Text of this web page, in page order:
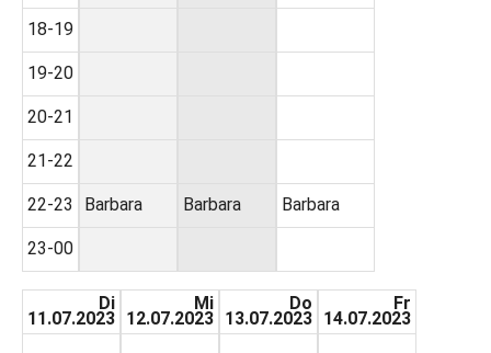
18-19
19-20
20-21
21-22
22-23
23-00
Barbara Barbara Barbara
Di
11.07.2023
Mi
12.07.2023
Do
13.07.2023
Fr
14.07.2023